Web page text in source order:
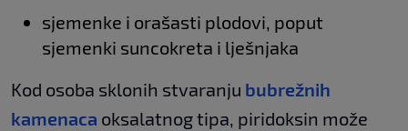
sjemenke i orašasti plodovi, poput
sjemenki suncokreta i lješnjaka
Kod osoba sklonih stvaranju bubrežnih
kamenaca oksalatnog tipa, piridoksin može